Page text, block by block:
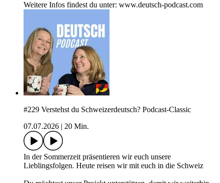
Weitere Infos findest du unter: www.deutsch-podcast.com
#229 Verstehst du Schweizerdeutsch? Podcast-Classic
07.07.2026
20 Min.
In der Sommerzeit präsentieren wir euch unsere
Lieblingsfolgen. Heute reisen wir mit euch in die Schweiz